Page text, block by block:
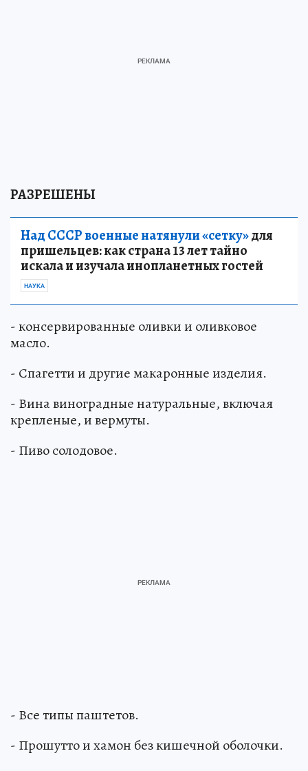
РАЗРЕШЕНЫ
Над СССР военные натянули «сетку»для
пришельцев: как страна 13 лет тайно
искала и изучала инопланетных гостей
НАУКА
- консервированные оливки и оливковое
масло.
- Спагетти и другие макаронные изделия.
- Вина виноградные натуральные, включая
крепленые, и вермуты.
- Пиво солодовое.
- Все типы паштетов.
- Прошутто и хамон без кишечной оболочки.